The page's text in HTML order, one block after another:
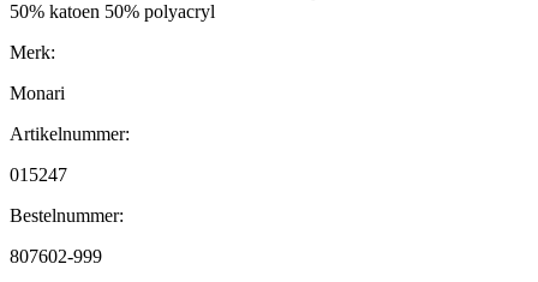
50% katoen 50% polyacryl
Merk:
Monari
Artikelnummer:
015247
Bestelnummer:
807602-999